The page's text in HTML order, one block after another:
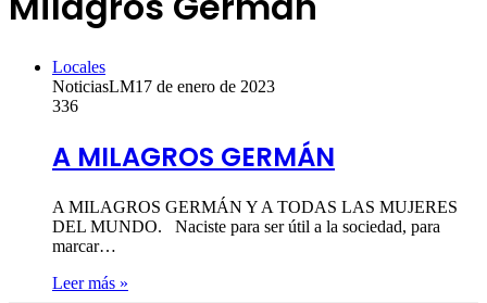
Locales
NoticiasLM17 de enero de 2023
336
A MILAGROS GERMÁN
A MILAGROS GERMÁN Y A TODAS LAS MUJERES
DEL MUNDO. Naciste para ser útil a la sociedad, para
marcar…
Leer más »